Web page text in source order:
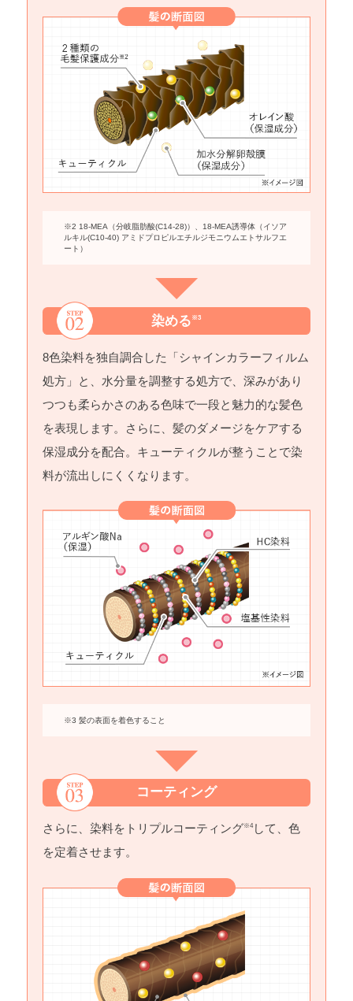
※2 18-MEA（分岐脂肪酸(C14-28)）、18-MEA誘導体（イソア
ルキル(C10-40) アミドプロピルエチルジモニウムエトサルフエ
ート）
染める ※3
8色染料を独自調合した「シャインカラーフィルム
処方」と、水分量を調整する処方で、深みがあり
つつも柔らかさのある色味で一段と魅力的な髪色
を表現します。さらに、髪のダメージをケアする
保湿成分を配合。キューティクルが整うことで染
料が流出しにくくなります。
※3 髪の表面を着色すること
コーティング
さらに、染料をトリプルコーティング※4して、色
を定着させます。